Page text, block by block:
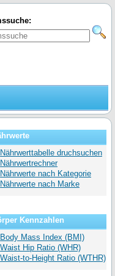
Nährwerttabelle druchsuchen
Nährwertrechner
Nährwerte nach Kategorie
Nährwerte nach Marke
Kennzahlen
Body Mass Index (BMI)
Waist Hip Ratio (WHR)
Waist-to-Height Ratio (WTHR)